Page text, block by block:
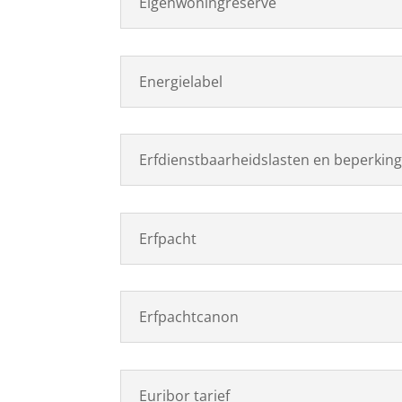
Energielabel
Erfdienstbaarheidslasten en
Erfpacht
Erfpachtcanon
Euribor tarief